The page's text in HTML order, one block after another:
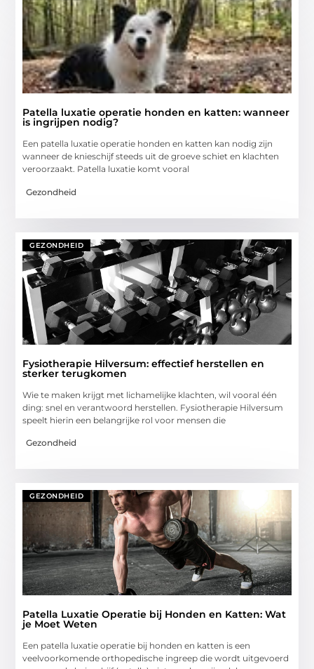
Patella luxatie operatie honden en katten: wanneer
is ingrijpen nodig?
Een patella luxatie operatie honden en katten kan nodig zijn
wanneer de knieschijf steeds uit de groeve schiet en klachten
veroorzaakt. Patella luxatie komt vooral
Gezondheid
GEZONDHEID
Fysiotherapie Hilversum: effectief herstellen en
sterker terugkomen
Wie te maken krijgt met lichamelijke klachten, wil vooral één
ding: snel en verantwoord herstellen. Fysiotherapie Hilversum
speelt hierin een belangrijke rol voor mensen die
Gezondheid
GEZONDHEID
Patella Luxatie Operatie bij Honden en Katten: Wat
je Moet Weten
Een patella luxatie operatie bij honden en katten is een
veelvoorkomende orthopedische ingreep die wordt uitgevoerd